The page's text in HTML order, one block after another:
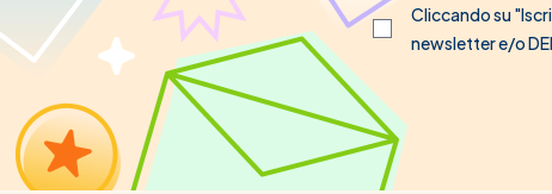
Cliccando su
newsletter e/o